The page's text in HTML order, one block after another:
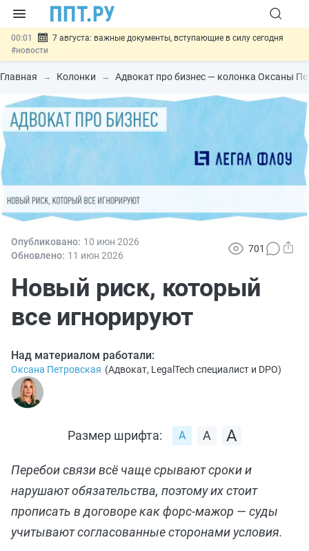
00:01
7 августа: важные документы, вступающие в силу сегодня
#новости
06.08 Минпромторг предложил запретить смешанные лоты
электроники в госзакупках#новости
недружественных стран#новости
06.08 Возврат денег за риелторские услуги при недействительных
сделках: инициатива#новости
Главная Колонки Адвокат про бизнес — колонка Оксаны
Опубликовано: 10 июн 2026
Обновлено: 11 июн 2026
701
Новый риск, который
все игнорируют
Над материалом работали:
Оксана Петровская (Адвокат, LegalTech специалист и DPO)
Размер шрифта:
Перебои связи всё чаще срывают сроки и
нарушают обязательства, поэтому их стоит
прописать в договоре как форс-мажор — суды
учитывают согласованные сторонами условия.